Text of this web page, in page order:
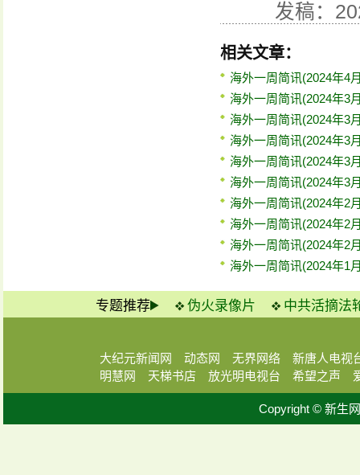
发稿：
相关文章：
海外一周简讯(2024年4
海外一周简讯(2024年3
海外一周简讯(2024年3
海外一周简讯(2024年3
海外一周简讯(2024年3
海外一周简讯(2024年3
海外一周简讯(2024年2
海外一周简讯(2024年2
海外一周简讯(2024年2
海外一周简讯(2024年1
专题推荐 伪火录像片 中共活摘法
大纪元新闻网 动态网 无界网络
新唐人电视
明慧网
天梯书店 放光明电视台 希望之声
Copyright © 新生